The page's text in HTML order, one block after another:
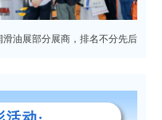
油展部分展商，排名不分先后